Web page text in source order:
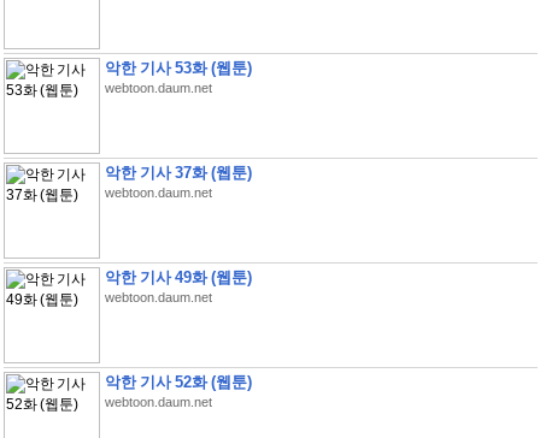
악한 기사 53화 (웹툰)
webtoon.daum.net
악한 기사 37화 (웹툰)
webtoon.daum.net
악한 기사 49화 (웹툰)
webtoon.daum.net
악한 기사 52화 (웹툰)
webtoon.daum.net